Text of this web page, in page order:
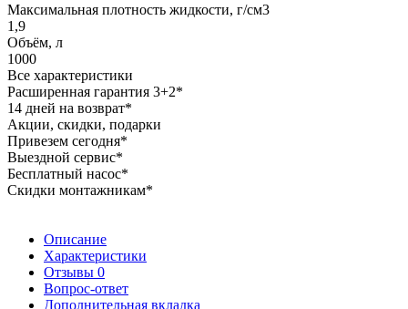
Максимальная плотность жидкости, г/см3
1,9
Объём, л
1000
Все характеристики
Расширенная гарантия 3+2*
14 дней на возврат*
Акции, скидки, подарки
Привезем сегодня*
Выездной сервис*
Бесплатный насос*
Скидки монтажникам*
Описание
Характеристики
Отзывы 0
Вопрос-ответ
Дополнительная вкладка